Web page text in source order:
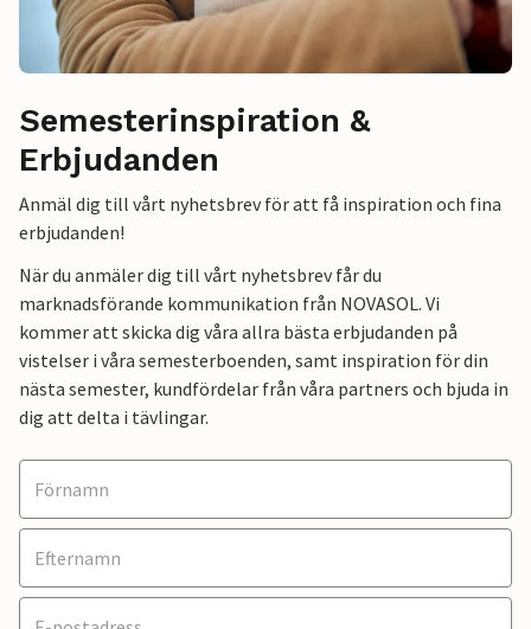
Semesterinspiration &
Erbjudanden
Anmäl dig till vårt nyhetsbrev för att få inspiration och fina
erbjudanden!
När du anmäler dig till vårt nyhetsbrev får du
marknadsförande kommunikation från NOVASOL. Vi
kommer att skicka dig våra allra bästa erbjudanden på
vistelser i våra semesterboenden, samt inspiration för din
nästa semester, kundfördelar från våra partners och bjuda in
dig att delta i tävlingar.